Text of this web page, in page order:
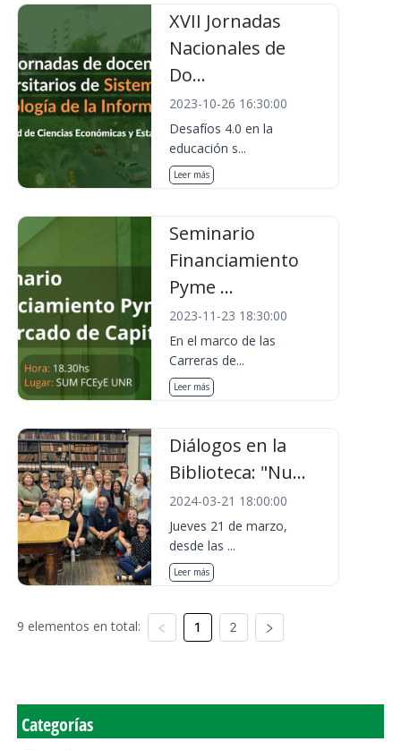
XVII Jornadas
Nacionales de
Do...
2023-10-26 16:30:00
Desafíos 4.0 en la
educación s...
Leer más
Seminario
Financiamiento
Pyme ...
2023-11-23 18:30:00
En el marco de las
Carreras de...
Leer más
Diálogos en la
Biblioteca: "Nu...
2024-03-21 18:00:00
Jueves 21 de marzo,
desde las ...
Leer más
9 elementos en total: 1 2
Categorías